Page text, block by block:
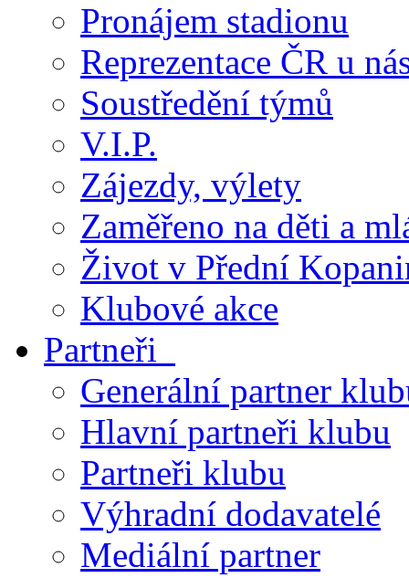
Pronájem stadionu
Reprezentace ČR u
Soustředění týmů
V.I.P.
Zájezdy, výlety
Zaměřeno na děti a
Život v Přední
Klubové akce
Partneři
Generální partner
Hlavní partneři klubu
Partneři klubu
Výhradní dodavatelé
Mediální partner